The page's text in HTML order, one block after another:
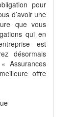
pour
d’avoir une
que vous
qui en
est
désormais
Assurances
offre